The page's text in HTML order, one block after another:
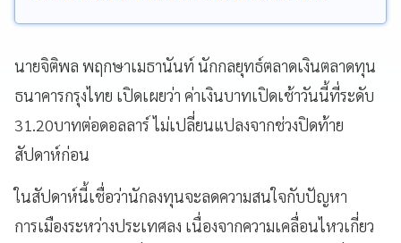
นายจิติพล พฤกษาเมธานันท์ นักกลยุทธ์ตลาดเงินตลาดทุน
ธนาคารกรุงไทย เปิดเผยว่า ค่าเงินบาทเปิดเช้าวันนี้ที่ระดับ
31.20บาทต่อดอลลาร์ ไม่เปลี่ยนแปลงจากช่วงปิดท้าย
สัปดาห์ก่อน
ในสัปดาห์นี้เชื่อว่านักลงทุนจะลดความสนใจกับปัญหา
การเมืองระหว่างประเทศลง เนื่องจากความเคลื่อนไหวเกี่ยว